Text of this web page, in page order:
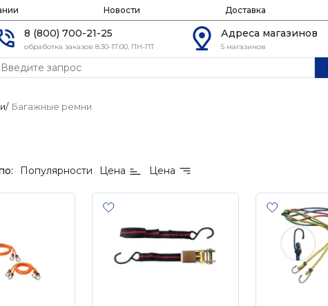
Новости Доставка
8 (800) 700-21-25
обработка заказов 8:30-17:00, ПН-ПТ
Адреса магазинов
5 магазинов
/ Багажные ремни
Популярности Цена Цена